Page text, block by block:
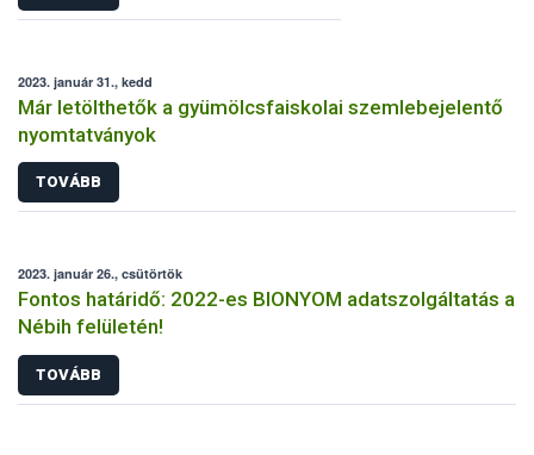
2023. január 31., kedd
Már letölthetők a gyümölcsfaiskolai szemlebejelentő
nyomtatványok
TOVÁBB
2023. január 26., csütörtök
Fontos határidő: 2022-es BIONYOM adatszolgáltatás a
Nébih felületén!
TOVÁBB